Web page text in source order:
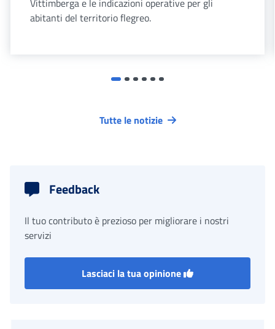
Vittimberga e le indicazioni operative per gli
abitanti del territorio flegreo.
Tutte le notizie
Feedback
Il tuo contributo è prezioso per migliorare i nostri
servizi
Lasciaci la tua opinione